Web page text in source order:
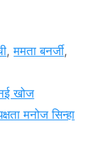
,ममता बनर्जी,
खोज
मनोज सिन्हा